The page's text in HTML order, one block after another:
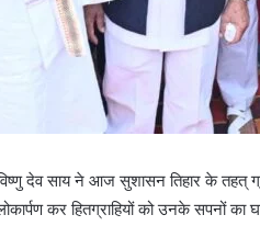
देव साय ने आज सुशासन तिहार के तहत्
कर हितग्राहियों को उनके सपनों